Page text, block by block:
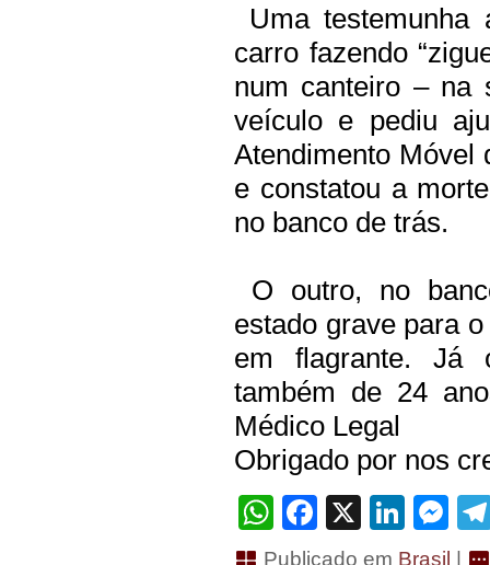
Uma
carro fazendo
num canteiro – na
veículo e pediu
Atendimento Móvel
e constatou a
no banco de trás.
O outro, no
estado grave para
em flagrante. Já
também de 24
Médico Legal
Obrigado por nos
WhatsApp
Facebook
X
Publicado em Brasil